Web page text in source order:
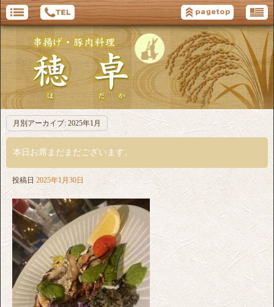
月別アーカイブ: 2025年1月
本日お席まだまだございます。
投稿日 2025年1月30日